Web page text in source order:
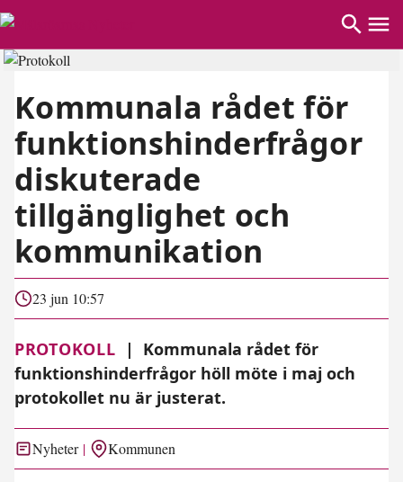
Kommunala rådet för
funktionshinderfrågor
diskuterade
tillgänglighet och
kommunikation
23 jun 10:57
PROTOKOLL |
Kommunala rådet för
funktionshinderfrågor höll möte i maj och
protokollet nu är justerat.
Nyheter Kommunen